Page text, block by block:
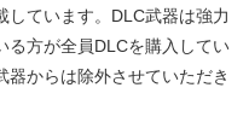
しています。DLC武器は強力
る方が全員DLCを購入してい
器からは除外させていただき